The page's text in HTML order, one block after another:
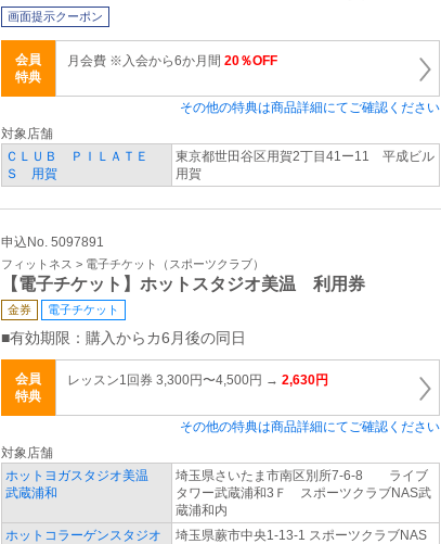
画面提示クーポン
会員
特典
月会費 ※入会から6か月間 20％OFF
その他の特典は商品詳細にてご確認ください
対象店舗
ＣＬＵＢ ＰＩＬＡＴＥ
Ｓ 用賀
東京都世田谷区用賀2丁目41ー11 平成ビル
用賀
申込No. 5097891
フィットネス > 電子チケット（スポーツクラブ）
【電子チケット】ホットスタジオ美温 利用券
金券 電子チケット
■有効期限：購入からカ6月後の同日
会員
特典
レッスン1回券 3,300円〜4,500円 → 2,630円
その他の特典は商品詳細にてご確認ください
対象店舗
ホットヨガスタジオ美温
武蔵浦和
埼玉県さいたま市南区別所7‐6‐8 ライブ
タワー武蔵浦和3Ｆ スポーツクラブNAS武
蔵浦和内
ホットコラーゲンスタジオ
埼玉県蕨市中央1-13-1 スポーツクラブNAS